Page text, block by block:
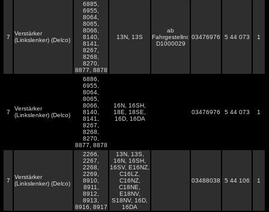
7
Verstärker
(Linkslenker) (Delco)
6885,
6955,
8064,
8065,
8066,
8140,
8141,
8267,
8268,
8270,
8877, 8878
13N, 13S
ab
Fahrgestellnr.
D1000029
03476976 5 44 073 1
7
Verstärker
(Linkslenker) (Delco)
6886,
6955,
8064,
8065,
8066,
8140,
8141,
8267,
8268,
8270,
8877, 8878
16N, 16SH,
18E, 18SE,
16D, 16DA
03476976 5 44 073 1
7
Verstärker
(Linkslenker) (Delco)
2266,
2267,
2268,
2269,
8910,
8911,
8912,
8913,
8916, 8917
13N, 13S,
16N, 16SH,
16SV, E16NZ,
C16LZ,
C16NZ,
C18NE,
E18NV,
S18NV, 16D,
16DA
03488038 5 44 106 1